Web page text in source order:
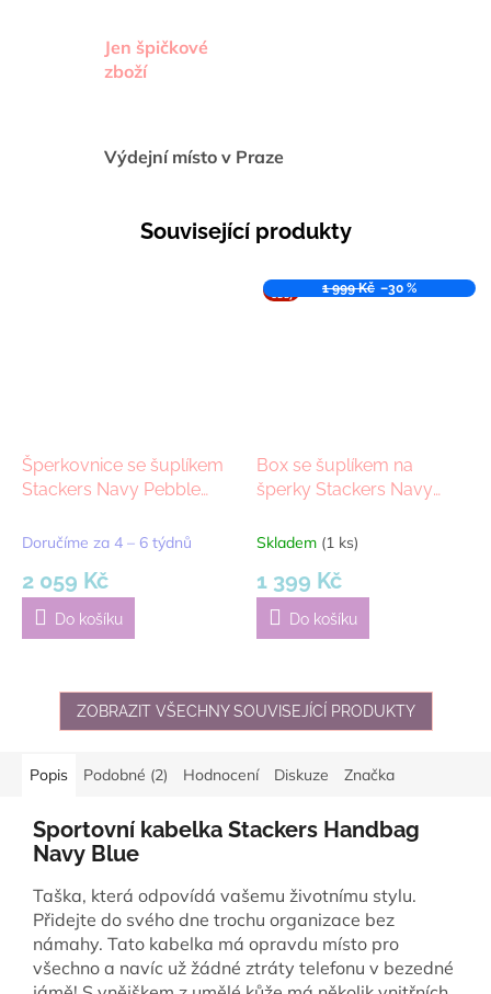
Jen špičkové
zboží
Výdejní místo v Praze
Související produkty
Šperkovnice se šuplíkem
Stackers Navy Pebble
| tmavě modrá
Doručíme za 4 – 6 týdnů
2 059 Kč
Do košíku
ODEJ
1 999 Kč –30 %
Box se šuplíkem na
šperky Stackers Navy
Accessory Drawer |
Skladem (1 ks)
1 399 Kč
Do košíku
ZOBRAZIT VŠECHNY SOUVISEJÍCÍ PRODUKTY
Popis Podobné (2) Hodnocení Diskuze Značka
Sportovní kabelka Stackers Handbag
Navy Blue
Taška, která odpovídá vašemu životnímu stylu.
Přidejte do svého dne trochu organizace bez
námahy. Tato kabelka má opravdu místo pro
všechno a navíc už žádné ztráty telefonu v bezedné